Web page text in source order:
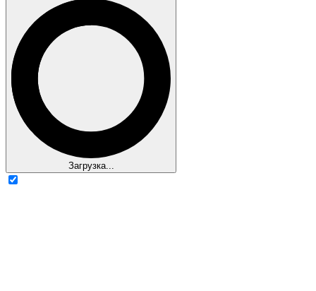
Загрузка...